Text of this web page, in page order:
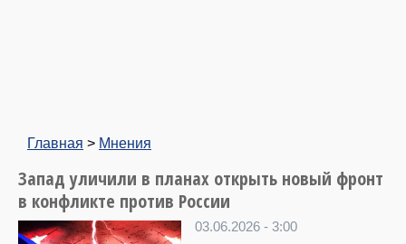
Главная > Мнения
Запад уличили в планах открыть новый фронт
в конфликте против России
03.06.2026 - 3:00